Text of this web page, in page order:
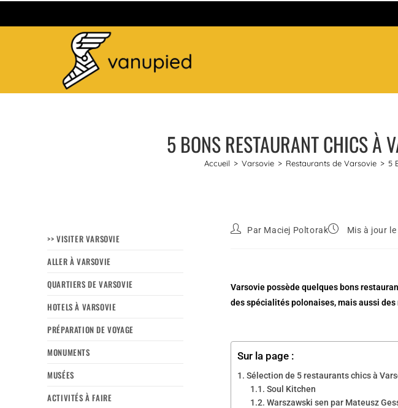
5 BONS RESTAURANT CHICS À
Accueil > Varsovie > Restaurants de Varsovie > 5
>> VISITER VARSOVIE
ALLER À VARSOVIE
QUARTIERS DE VARSOVIE
HOTELS À VARSOVIE
PRÉPARATION DE VOYAGE
MONUMENTS
MUSÉES
ACTIVITÉS À FAIRE
Par Maciej Poltorak Mis à jour
Varsoviepossède quelques bons
desspécialités polonaises, mais aussi des
Sur la page :
Sélection de 5 restaurants chics à
Soul Kitchen
Warszawski sen par Mateusz